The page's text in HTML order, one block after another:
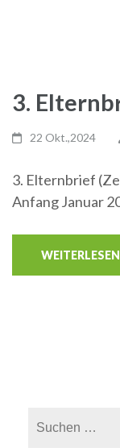
3.
22 Okt.,2024
3. Elternbrief
Anfang Januar
WEITERLESEN